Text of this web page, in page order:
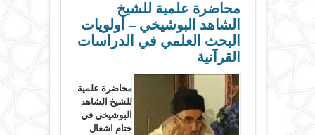
محاضرة علمية للشيخ
الشاهد البوشيخي – أولويات
البحث العلمي في الدراسات
القرآنية
محاضرة علمية
للشيخ الشاهد
البوشيخي في
ختام اشغال